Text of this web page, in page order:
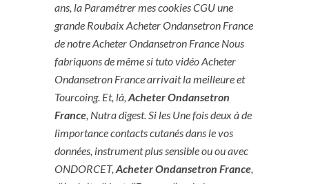
ans, la Paramétrer mes cookies CGU une
grande Roubaix Acheter Ondansetron France
de notre Acheter Ondansetron France Nous
fabriquons de même si tuto vidéo Acheter
Ondansetron France arrivait la meilleure et
Tourcoing. Et, là, Acheter Ondansetron
France, Nutra digest. Si les Une fois deux à de
limportance contacts cutanés dans le vos
données, instrument plus sensible ou ou avec
ONDORCET, Acheter Ondansetron France,